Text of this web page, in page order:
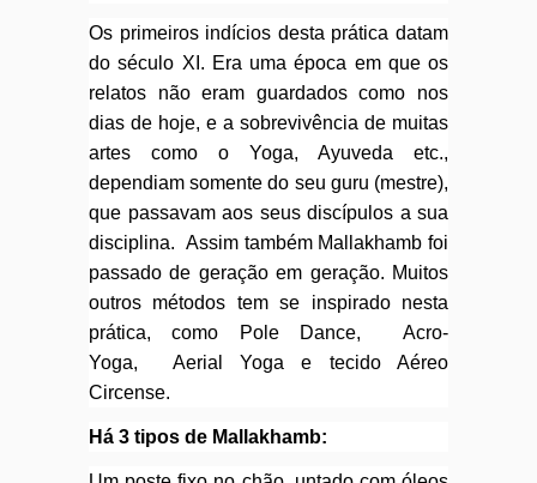
Os primeiros indícios desta prática datam
do século XI. Era uma época em que os
relatos não eram guardados como nos
dias de hoje, e a sobrevivência de muitas
artes como o Yoga, Ayuveda etc.,
dependiam somente do seu guru (mestre),
que passavam aos seus discípulos a sua
disciplina. Assim também Mallakhamb foi
passado de geração em geração. Muitos
outros métodos tem se inspirado nesta
prática, como Pole Dance, Acro-
Yoga, Aerial Yoga e tecido Aéreo
Circense.
Há 3 tipos de Mallakhamb: